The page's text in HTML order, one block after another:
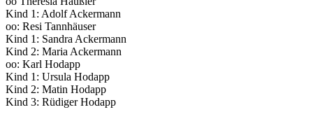
Kind 1: Adolf Ackermann
oo: Resi Tannhäuser
Kind 1: Sandra Ackermann
Kind 2: Maria Ackermann
oo: Karl Hodapp
Kind 1: Ursula Hodapp
Kind 2: Matin Hodapp
Kind 3: Rüdiger Hodapp